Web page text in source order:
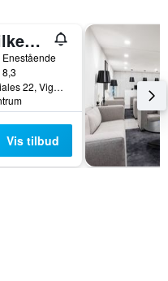
Hotel Silken Axis Vigo
Enestående
8,3
C/María Berdiales 22, Vigo, Galicia, Spania
Vis tilbud